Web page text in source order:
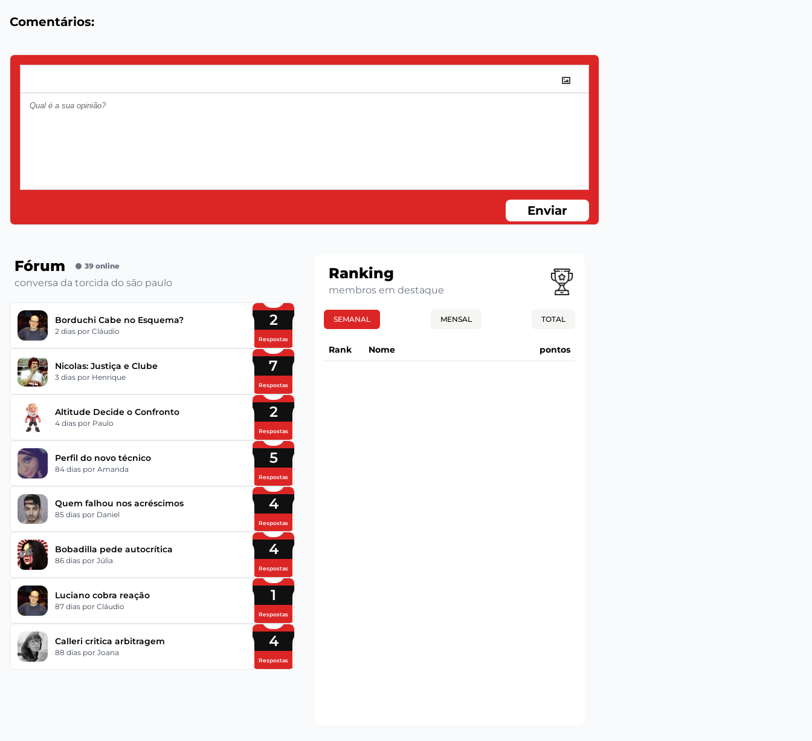
Comentários:
Enviar
Fórum 39 online
conversa da torcida do são paulo
Borduchi Cabe no Esquema?
2 dias por Cláudio
2
Respostas
Nicolas: Justiça e Clube
3 dias por Henrique
7
Respostas
Altitude Decide o Confronto
4 dias por Paulo
2
Respostas
Perfil do novo técnico
84 dias por Amanda
5
Respostas
Quem falhou nos acréscimos
85 dias por Daniel
4
Respostas
Bobadilla pede autocrítica
86 dias por Júlia
4
Respostas
Luciano cobra reação
87 dias por Cláudio
1
Respostas
Calleri critica arbitragem
88 dias por Joana
4
Respostas
Ranking
membros em destaque
SEMANAL MENSAL TOTAL
Rank Nome pontos